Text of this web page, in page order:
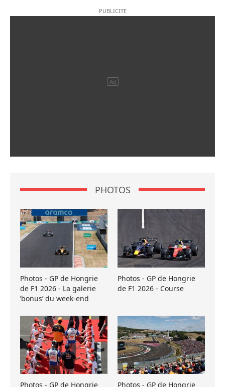
PHOTOS
Photos - GP de Hongrie
de F1 2026 - La galerie
’bonus’ du week-end
Photos - GP de Hongrie
de F1 2026 - Course
Photos - GP de Hongrie
Photos - GP de Hongrie